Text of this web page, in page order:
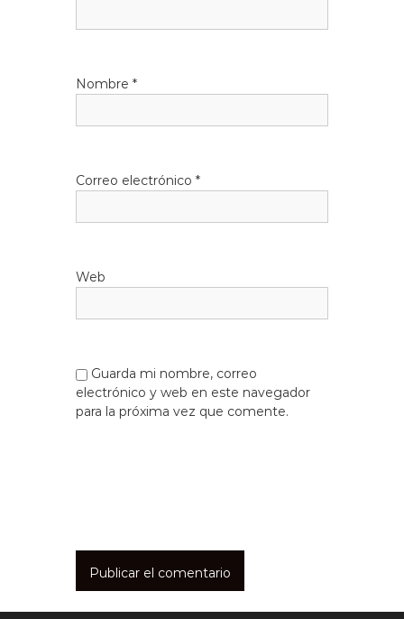
Nombre *
Correo electrónico *
Web
Guarda mi nombre, correo
electrónico y web en este navegador
para la próxima vez que comente.